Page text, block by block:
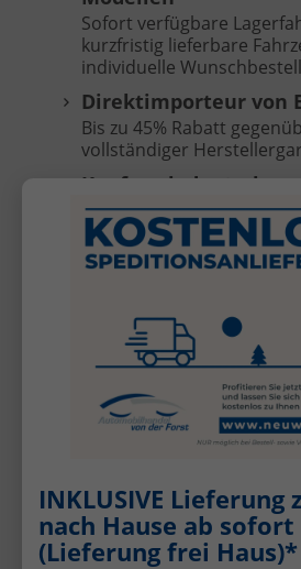
Sofort verfügbare
kurzfristig lieferbare
individuelle
Direktimporteur von
Bis zu 45% Rabatt
vollständiger
Kauf nach deutschem
Transparente und
ohne Anzahlung, Zahlung
Fahrzeugübergabe.
Überführungskosten sind
enthalten (frei Selfkant-
Kostenlose
Ihr Fahrzeug direkt vor
Bestell- oder
Inseln, nicht für KIA
Gebrauchtwagens
Schnelle und faire
aktuellen Fahrzeugs.
INKLUSIVE Lieferung
nach Hause ab sofort
(Lieferung frei Haus)*